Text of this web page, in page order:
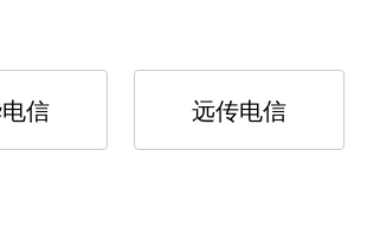
信 远传电信